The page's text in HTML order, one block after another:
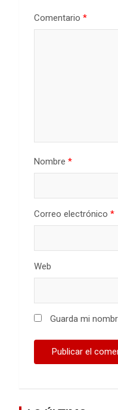
Comentario *
Nombre *
Correo electrónico *
Web
Guarda mi